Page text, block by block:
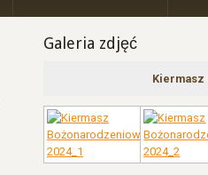
Galeria zdjęć
Kiermasz